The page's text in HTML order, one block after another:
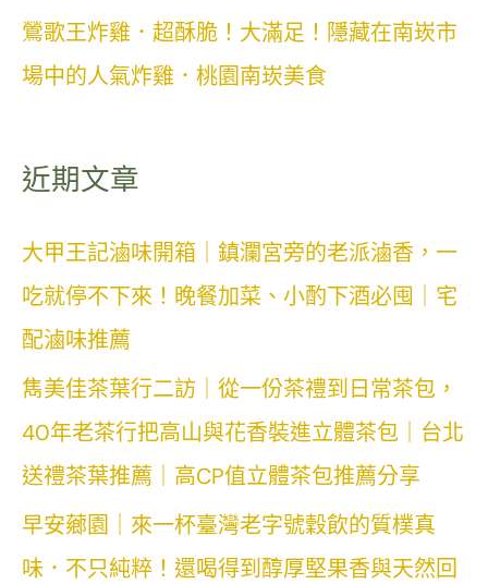
鶯歌王炸雞．超酥脆！大滿足！隱藏在南崁市
場中的人氣炸雞．桃園南崁美食
近期文章
大甲王記滷味開箱｜鎮瀾宮旁的老派滷香，一
吃就停不下來！晚餐加菜、小酌下酒必囤｜宅
配滷味推薦
雋美佳茶葉行二訪｜從一份茶禮到日常茶包，
40年老茶行把高山與花香裝進立體茶包｜台北
送禮茶葉推薦｜高CP值立體茶包推薦分享
早安薌園｜來一杯臺灣老字號穀飲的質樸真
味．不只純粹！還喝得到醇厚堅果香與天然回